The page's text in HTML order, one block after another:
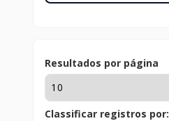
Resultados por página
Classificar registros por: